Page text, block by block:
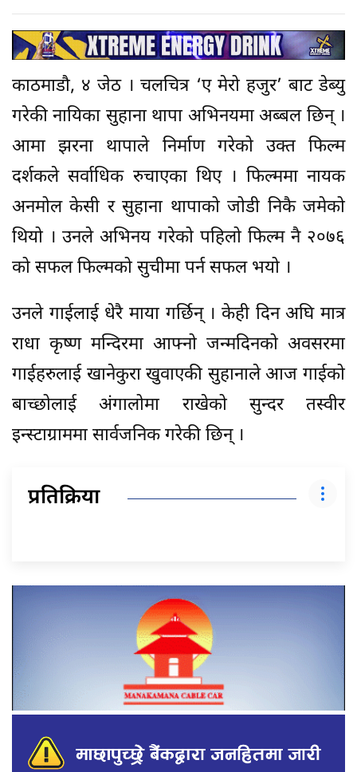
काठमाडौ, ४ जेठ । चलचित्र ‘ए मेरो हजुर’ बाट डेब्यु
गरेकी नायिका सुहाना थापा अभिनयमा अब्बल छिन् ।
आमा झरना थापाले निर्माण गरेको उक्त फिल्म
दर्शकले सर्वाधिक रुचाएका थिए । फिल्ममा नायक
अनमोल केसी र सुहाना थापाको जोडी निकै जमेको
थियो । उनले अभिनय गरेको पहिलो फिल्म नै २०७६
को सफल फिल्मको सुचीमा पर्न सफल भयो ।
उनले गाईलाई धेरै माया गर्छिन् । केही दिन अघि मात्र
राधा कृष्ण मन्दिरमा आफ्नो जन्मदिनको अवसरमा
गाईहरुलाई खानेकुरा खुवाएकी सुहानाले आज गाईको
बाच्छोलाई अंगालोमा राखेको सुन्दर तस्वीर
इन्स्टाग्राममा सार्वजनिक गरेकी छिन् ।
प्रतिक्रिया